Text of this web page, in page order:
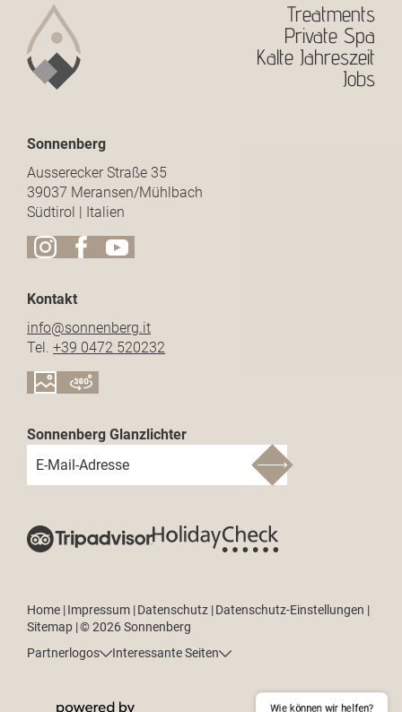
Treatments
Private Spa
Kalte Jahreszeit
Jobs
Sonnenberg
Ausserecker Straße 35
39037 Meransen/Mühlbach
Südtirol | Italien
Kontakt
info@sonnenberg.it
Tel. +39 0472 520232
Sonnenberg Glanzlichter
E-Mail-Adresse
Home |Impressum |Datenschutz |Datenschutz-Einstellungen |
Sitemap |© 2026 Sonnenberg
Partnerlogos
Interessante Seiten
Wie können wir helfen?